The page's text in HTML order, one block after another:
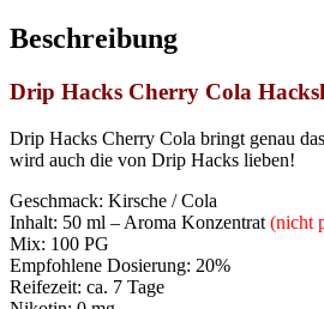
Beschreibung
Drip Hacks Cherry Cola
Drip Hacks Cherry Cola bringt genau
wird auch die von Drip Hacks lieben!
Geschmack: Kirsche / Cola
Inhalt: 50 ml – Aroma Konzentrat (nicht
Mix: 100 PG
Empfohlene Dosierung: 20%
Reifezeit: ca. 7 Tage